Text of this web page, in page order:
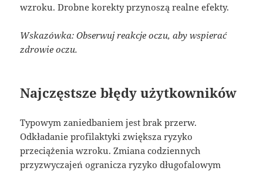
wzroku. Drobne korekty przynoszą realne efekty.
Wskazówka: Obserwuj reakcje oczu, aby wspierać
zdrowie oczu.
Najczęstsze błędy użytkowników
Typowym zaniedbaniem jest brak przerw.
Odkładanie profilaktyki zwiększa ryzyko
przeciążenia wzroku. Zmiana codziennych
przyzwyczajeń ogranicza ryzyko długofalowym